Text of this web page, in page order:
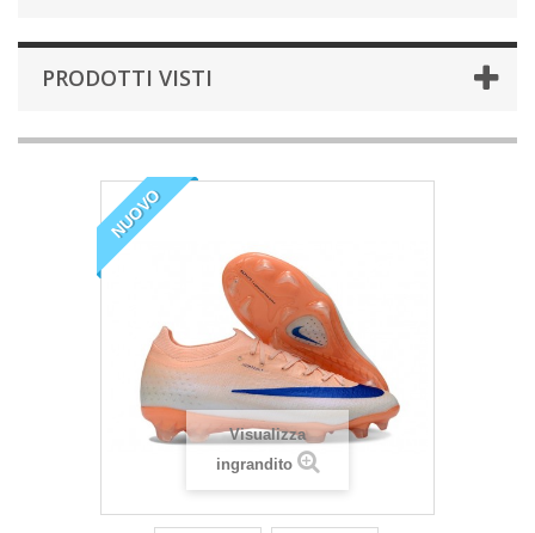
PRODOTTI VISTI
NUOVO
Visualizza
ingrandito